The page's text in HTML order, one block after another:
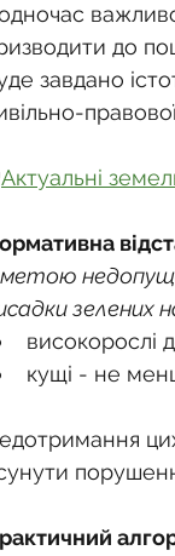
правові питання
до
завдано
Актуальні
зелених
високорослі
кущі - не